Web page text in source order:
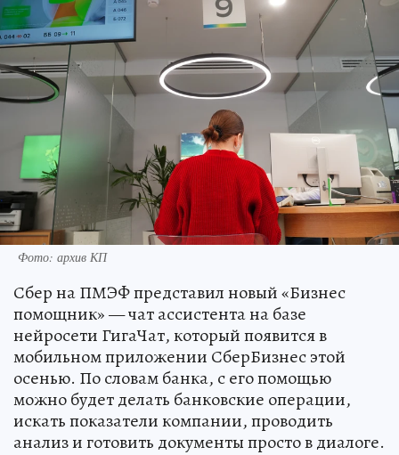
Фото: архив КП
Сбер на ПМЭФ представил новый «Бизнес
помощник» — чат ассистента на базе
нейросети ГигаЧат, который появится в
мобильном приложении СберБизнес этой
осенью. По словам банка, с его помощью
можно будет делать банковские операции,
искать показатели компании, проводить
анализ и готовить документы просто в диалоге.